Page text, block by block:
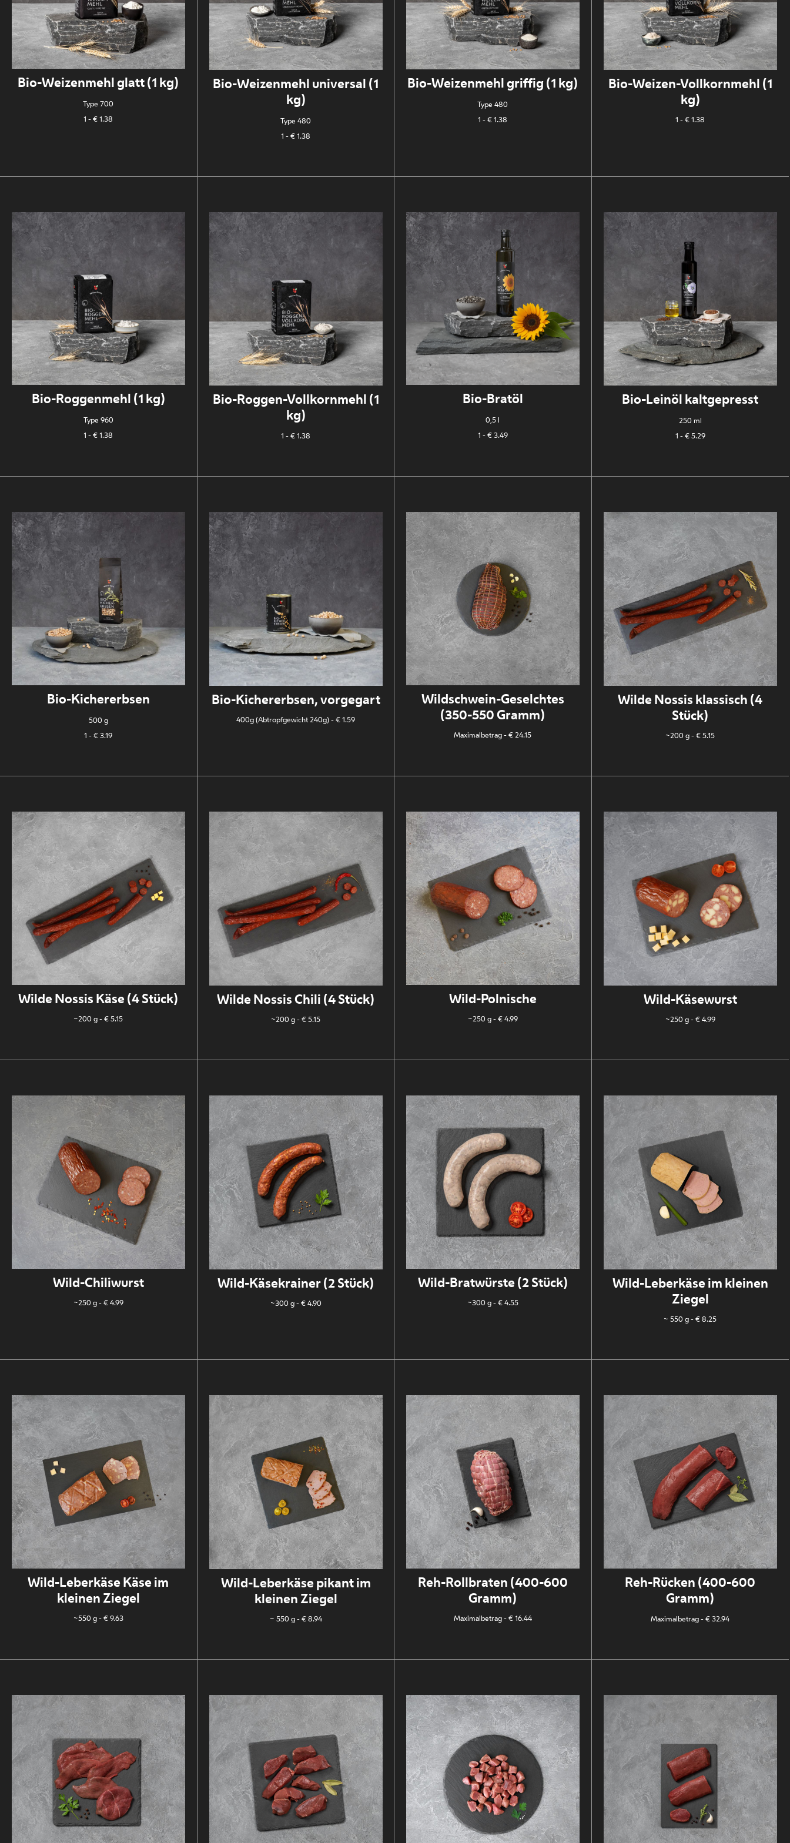
Bio-Weizenmehl glatt (1 kg)
Type 700
1 - € 1.38
Bio-Weizenmehl universal (1
kg)
Type 480
1 - € 1.38
Bio-Weizenmehl griffig (1 kg)
Type 480
1 - € 1.38
Bio-Weizen-Vollkornmehl (1
kg)
1 - € 1.38
Bio-Roggenmehl (1 kg)
Type 960
1 - € 1.38
Bio-Roggen-Vollkornmehl (1
kg)
1 - € 1.38
Bio-Bratöl
0,5 l
1 - € 3.49
Bio-Leinöl kaltgepresst
250 ml
1 - € 5.29
Bio-Kichererbsen
500 g
1 - € 3.19
Bio-Kichererbsen, vorgegart
400g (Abtropfgewicht 240g)- € 1.59
Wildschwein-Geselchtes
(350-550 Gramm)
Maximalbetrag- € 24.15
Wilde Nossis klassisch (4
Stück)
~200 g- € 5.15
Wilde Nossis Käse (4 Stück)
~200 g- € 5.15
Wilde Nossis Chili (4 Stück)
~200 g- € 5.15
Wild-Polnische
~250 g- € 4.99
Wild-Käsewurst
~250 g- € 4.99
Wild-Chiliwurst
~250 g- € 4.99
Wild-Käsekrainer (2 Stück)
~300 g- € 4.90
Wild-Bratwürste (2 Stück)
~300 g- € 4.55
Wild-Leberkäse im kleinen
Ziegel
~ 550 g- € 8.25
Wild-Leberkäse Käse im
kleinen Ziegel
~550 g- € 9.63
Wild-Leberkäse pikant im
kleinen Ziegel
~ 550 g- € 8.94
Reh-Rollbraten (400-600
Gramm)
Maximalbetrag- € 16.44
Reh-Rücken (400-600
Gramm)
Maximalbetrag- € 32.94